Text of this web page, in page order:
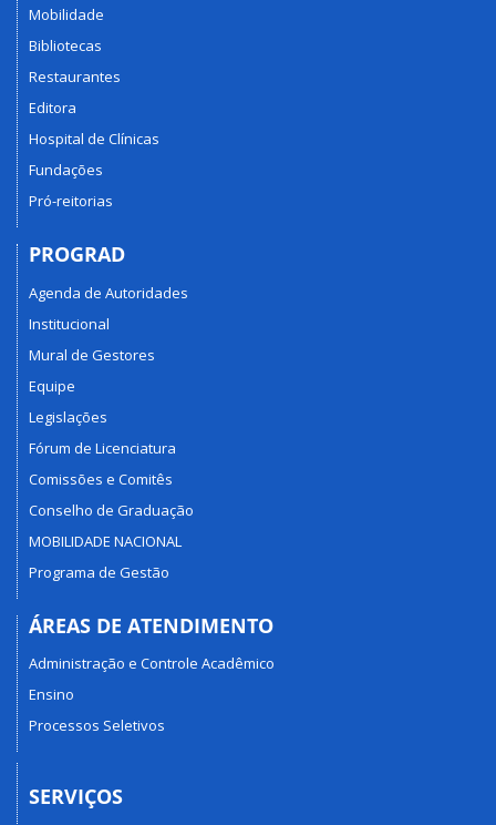
Mobilidade
Bibliotecas
Restaurantes
Editora
Hospital de Clínicas
Fundações
Pró-reitorias
PROGRAD
Agenda de Autoridades
Institucional
Mural de Gestores
Equipe
Legislações
Fórum de Licenciatura
Comissões e Comitês
Conselho de Graduação
MOBILIDADE NACIONAL
Programa de Gestão
ÁREAS DE ATENDIMENTO
Administração e Controle Acadêmico
Ensino
Processos Seletivos
SERVIÇOS